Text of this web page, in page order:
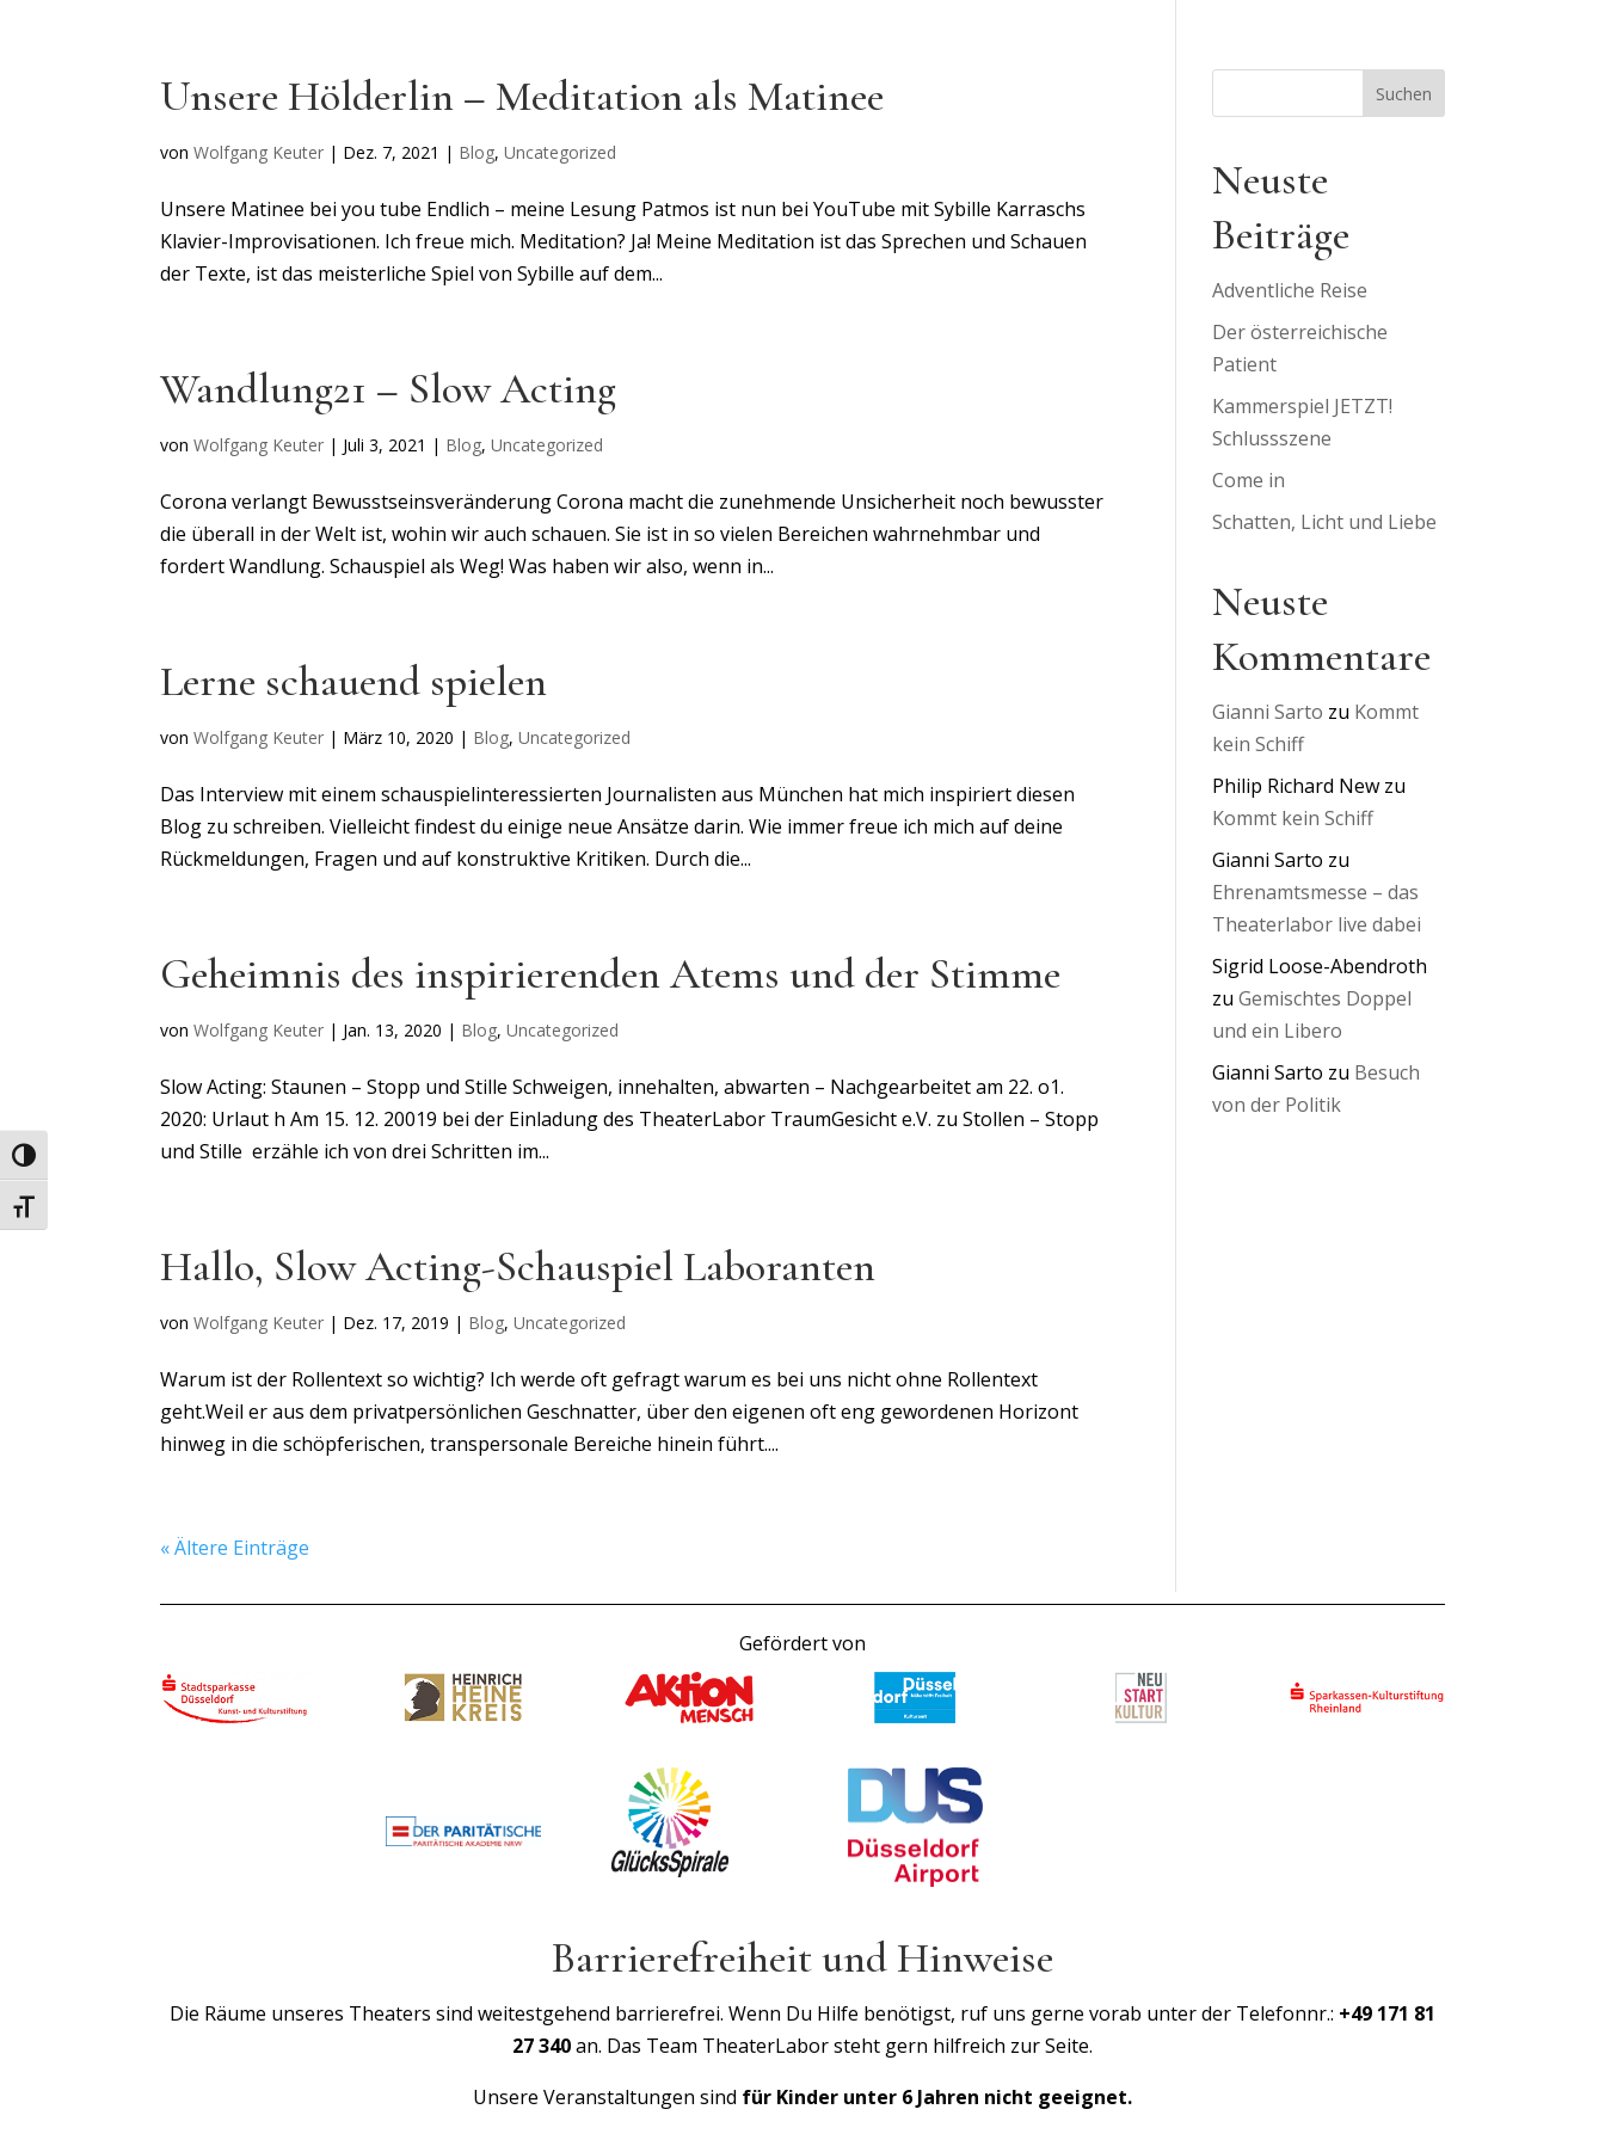
Umschalten auf hohe Kontraste
Schrift vergrößern
Unsere Hölderlin – Meditation als Matinee
vonWolfgang Keuter | Dez. 7, 2021 | Blog,Uncategorized
Unsere Matinee bei you tube Endlich – meine Lesung Patmos ist nun bei YouTube mit Sybille Karraschs
Klavier-Improvisationen. Ich freue mich. Meditation? Ja! Meine Meditation ist das Sprechen und Schauen
der Texte, ist das meisterliche Spiel von Sybille auf dem...
Wandlung21 – Slow Acting
vonWolfgang Keuter | Juli 3, 2021 | Blog,Uncategorized
Corona verlangt Bewusstseinsveränderung Corona macht die zunehmende Unsicherheit noch bewusster
die überall in der Welt ist, wohin wir auch schauen. Sie ist in so vielen Bereichen wahrnehmbar und
fordert Wandlung. Schauspiel als Weg! Was haben wir also, wenn in...
Lerne schauend spielen
vonWolfgang Keuter | März 10, 2020 | Blog,Uncategorized
Das Interview mit einem schauspielinteressierten Journalisten aus München hat mich inspiriert diesen
Blog zu schreiben. Vielleicht findest du einige neue Ansätze darin. Wie immer freue ich mich auf deine
Rückmeldungen, Fragen und auf konstruktive Kritiken. Durch die...
Geheimnis des inspirierenden Atems und der Stimme
vonWolfgang Keuter | Jan. 13, 2020 | Blog,Uncategorized
Slow Acting: Staunen – Stopp und Stille Schweigen, innehalten, abwarten – Nachgearbeitet am 22. o1.
2020: Urlaut h Am 15. 12. 20019 bei der Einladung des TheaterLabor TraumGesicht e.V. zu Stollen – Stopp
und Stille erzähle ich von drei Schritten im...
Hallo, Slow Acting-Schauspiel Laboranten
vonWolfgang Keuter | Dez. 17, 2019 | Blog,Uncategorized
Warum ist der Rollentext so wichtig? Ich werde oft gefragt warum es bei uns nicht ohne Rollentext
geht.Weil er aus dem privatpersönlichen Geschnatter, über den eigenen oft eng gewordenen Horizont
hinweg in die schöpferischen, transpersonale Bereiche hinein führt....
« Ältere Einträge
Suchen
Neuste
Beiträge
Adventliche Reise
Der österreichische
Patient
Kammerspiel JETZT!
Schlussszene
Come in
Schatten, Licht und Liebe
Neuste
Kommentare
Gianni Sarto zu Kommt
kein Schiff
Philip Richard New zu
Kommt kein Schiff
Gianni Sarto zu
Ehrenamtsmesse – das
Theaterlabor live dabei
Sigrid Loose-Abendroth
zuGemischtes Doppel
und ein Libero
Gianni Sarto zu Besuch
von der Politik
Gefördert von
Barrierefreiheit und Hinweise
Die Räume unseres Theaters sind weitestgehend barrierefrei. Wenn Du Hilfe benötigst, ruf uns gerne vorab unter der Telefonnr.: +49 171 81
27 340an. Das Team TheaterLabor steht gern hilfreich zur Seite.
Unsere Veranstaltungen sind für Kinder unter 6 Jahren nicht geeignet.